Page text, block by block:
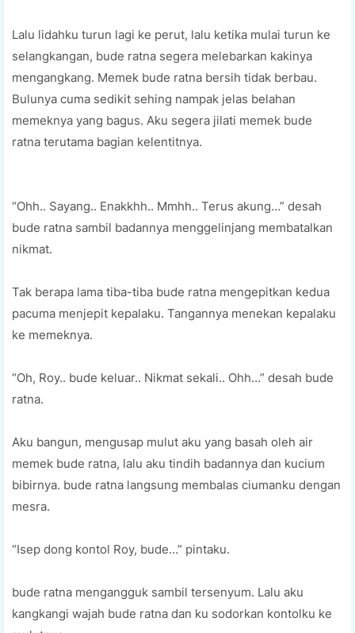
Lalu lidahku turun lagi ke perut, lalu ketika mulai turun ke
selangkangan, bude ratna segera melebarkan kakinya
mengangkang. Memek bude ratna bersih tidak berbau.
Bulunya cuma sedikit sehing nampak jelas belahan
memeknya yang bagus. Aku segera jilati memek bude
ratna terutama bagian kelentitnya.
“Ohh.. Sayang.. Enakkhh.. Mmhh.. Terus akung…” desah
bude ratna sambil badannya menggelinjang membatalkan
nikmat.
Tak berapa lama tiba-tiba bude ratna mengepitkan kedua
pacuma menjepit kepalaku. Tangannya menekan kepalaku
ke memeknya.
“Oh, Roy.. bude keluar.. Nikmat sekali.. Ohh…” desah bude
ratna.
Aku bangun, mengusap mulut aku yang basah oleh air
memek bude ratna, lalu aku tindih badannya dan kucium
bibirnya. bude ratna langsung membalas ciumanku dengan
mesra.
“Isep dong kontol Roy, bude…” pintaku.
bude ratna mengangguk sambil tersenyum. Lalu aku
kangkangi wajah bude ratna dan ku sodorkan kontolku ke